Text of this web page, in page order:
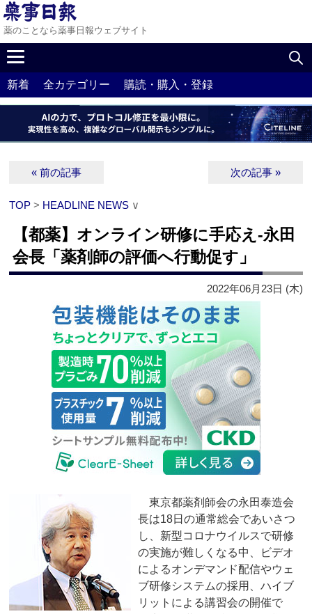
薬のことなら薬事日報ウェブサイト
新着 全カテゴリー 購読・購入・登録
« 前の記事 次の記事 »
TOP > HEADLINE NEWS ∨
【都薬】オンライン研修に手応え‐永田
会長「薬剤師の評価へ行動促す」
2022年06月23日 (木)
東京都薬剤師会の永田泰造会
長は18日の通常総会であいさつ
し、新型コロナウイルスで研修
の実施が難しくなる中、ビデオ
によるオンデマンド配信やウェ
ブ研修システムの採用、ハイブ
リットによる講習会の開催で